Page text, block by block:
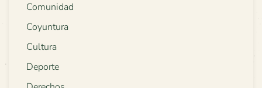
Comunidad
Coyuntura
Cultura
Deporte